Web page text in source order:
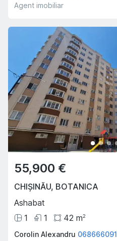
Agent imobiliar
55,900 €
CHIȘINĂU, BOTANICA
Ashabat
1
1 42 m2
Corolin Alexandru 068666091